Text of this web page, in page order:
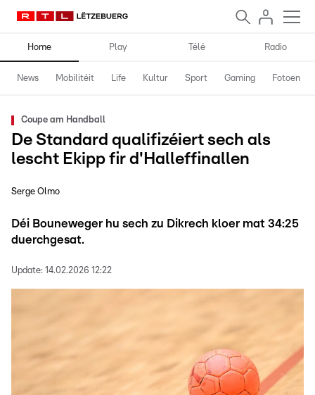
Home Play Télé Radio
News Mobilitéit Life Kultur Sport Gaming Fotoen
Coupe am Handball
De Standard qualifizéiert sech als
lescht Ekipp fir d'Halleffinallen
Serge Olmo
Déi Bouneweger hu sech zu Dikrech kloer mat 34:25
duerchgesat.
Update: 14.02.2026 12:22